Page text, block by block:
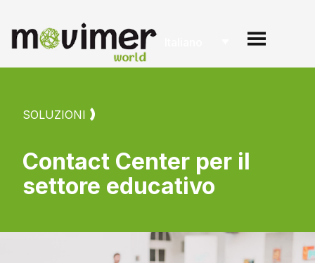
SOLUZIONI
Contact Center per il
settore educativo